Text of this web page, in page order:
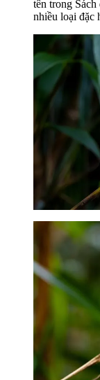
tên trong
nhiều loại đặc